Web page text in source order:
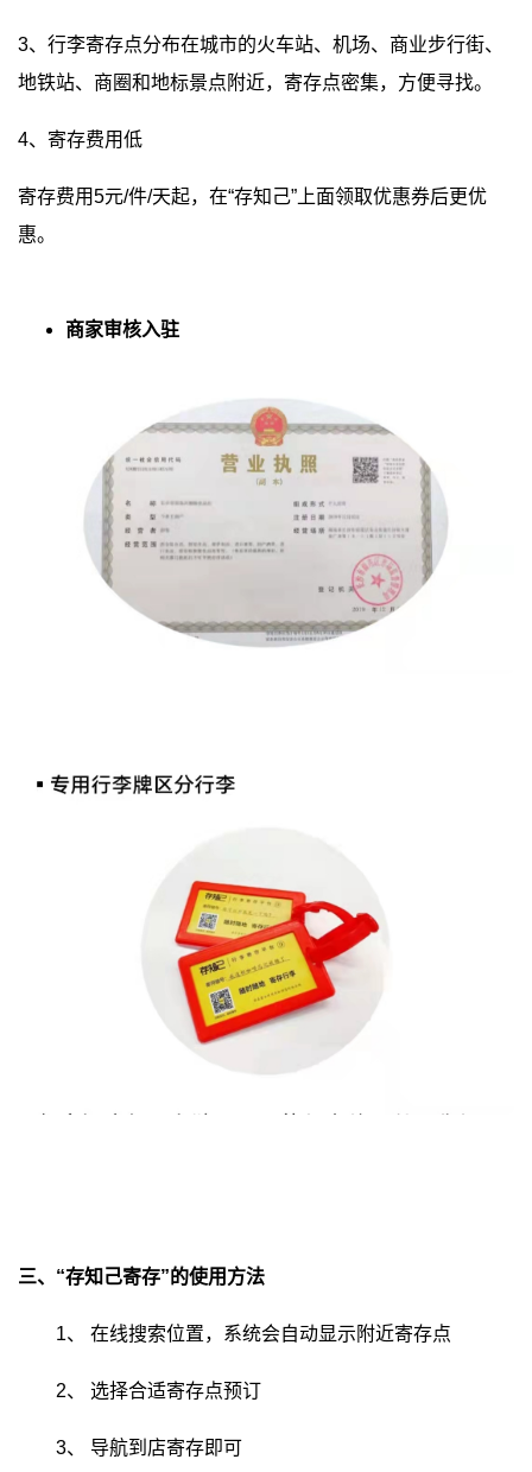
3、行李寄存点分布在城市的火车站、机场、商业步行街、
地铁站、商圈和地标景点附近，寄存点密集，方便寻找。
4、寄存费用低
寄存费用5元/件/天起，在“存知己”上面领取优惠券后更优
惠。
商家审核入驻
三、“存知己寄存”的使用方法
1、 在线搜索位置，系统会自动显示附近寄存点
2、 选择合适寄存点预订
3、 导航到店寄存即可